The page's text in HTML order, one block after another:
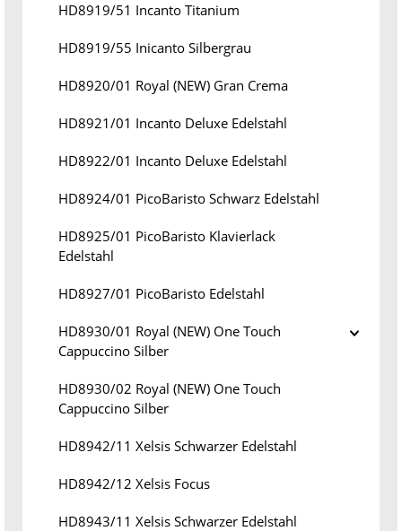
HD8919/51 Incanto Titanium
HD8919/55 Inicanto Silbergrau
HD8920/01 Royal (NEW) Gran Crema
HD8921/01 Incanto Deluxe Edelstahl
HD8922/01 Incanto Deluxe Edelstahl
HD8924/01 PicoBaristo Schwarz Edelstahl
HD8925/01 PicoBaristo Klavierlack
Edelstahl
HD8927/01 PicoBaristo Edelstahl
HD8930/01 Royal (NEW) One Touch
Cappuccino Silber
HD8930/02 Royal (NEW) One Touch
Cappuccino Silber
HD8942/11 Xelsis Schwarzer Edelstahl
HD8942/12 Xelsis Focus
HD8943/11 Xelsis Schwarzer Edelstahl